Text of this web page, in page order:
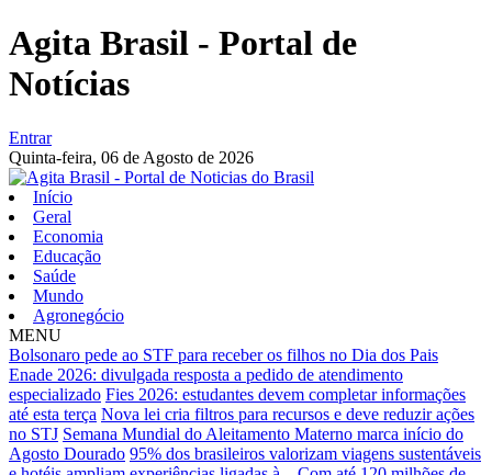
Agita Brasil - Portal de
Notícias
Entrar
Quinta-feira, 06 de Agosto de 2026
Início
Geral
Economia
Educação
Saúde
Mundo
Agronegócio
MENU
Bolsonaro pede ao STF para receber os filhos no Dia dos Pais
Enade 2026: divulgada resposta a pedido de atendimento
especializado Fies 2026: estudantes devem completar informações
até esta terça Nova lei cria filtros para recursos e deve reduzir ações
no STJ Semana Mundial do Aleitamento Materno marca início do
Agosto Dourado 95% dos brasileiros valorizam viagens sustentáveis